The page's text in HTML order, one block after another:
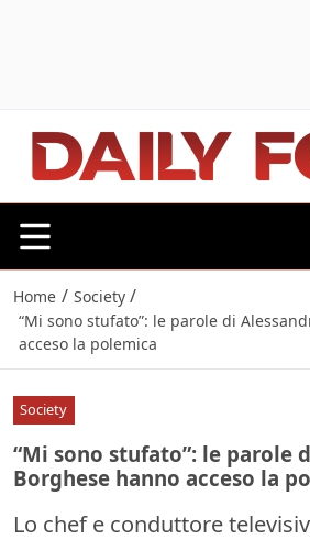
Home / Society /
“Mi sono stufato”: le parole di
acceso la polemica
Society
“Mi sono stufato”: le parole
Borghese hanno acceso la
Lo chef e conduttore